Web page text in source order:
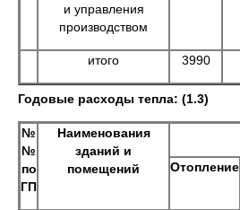
и управления
производством
итого 3990
Годовые расходы тепла: (1.3)
№
№
по
ГП
Наименования
зданий и
помещений
Отопление